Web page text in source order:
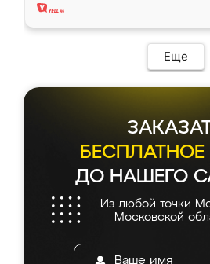
Еще
БЕСПЛАТНОЕ
ДО НАШЕГО
Из любой точки
Московской